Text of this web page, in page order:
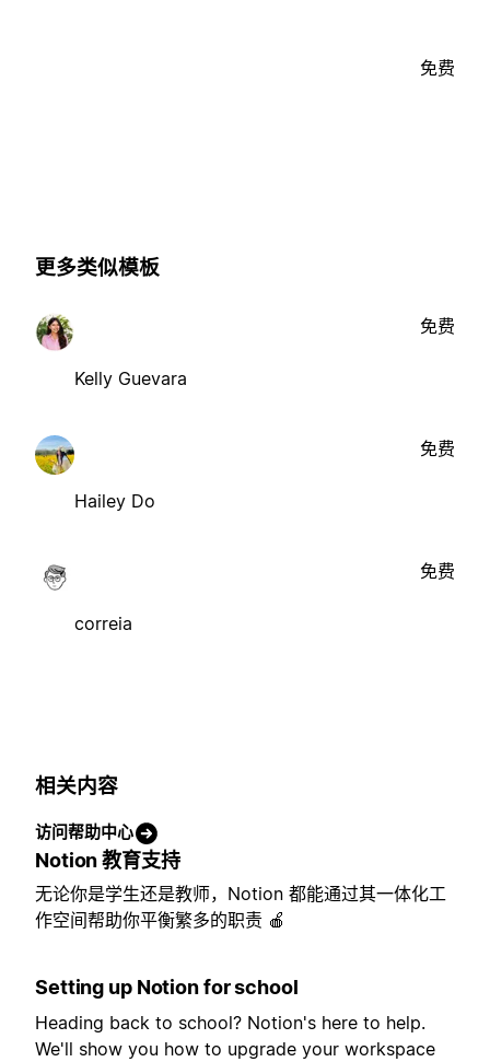
免费
更多类似模板
Kelly Guevara
免费
Hailey Do
免费
correia
免费
相关内容
访问帮助中心
Notion 教育支持
无论你是学生还是教师，Notion 都能通过其一体化工
作空间帮助你平衡繁多的职责 🍎
Setting up Notion for school
Heading back to school? Notion's here to help.
We'll show you how to upgrade your workspace